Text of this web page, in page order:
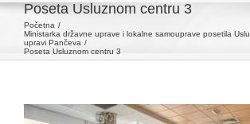
Poseta Usluznom centru 3
Početna
Ministarka državne uprave i lokalne samouprave posetila
upravi Pančeva
Poseta Usluznom centru 3